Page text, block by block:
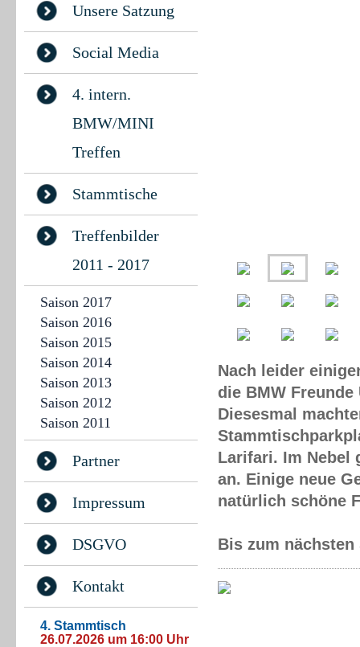
Unsere Satzung
Social Media
4. intern.
BMW/MINI
Treffen
Stammtische
Treffenbilder
2011 - 2017
Saison 2017
Saison 2016
Saison 2015
Saison 2014
Saison 2013
Saison 2012
Saison 2011
Partner
Impressum
DSGVO
Kontakt
4. Stammtisch
26.07.2026 um 16:00 Uhr
Nach leider
die BMW
Diesesmal
Larifari. Im Nebel
an. Einige neue
natürlich schöne
Bis zum